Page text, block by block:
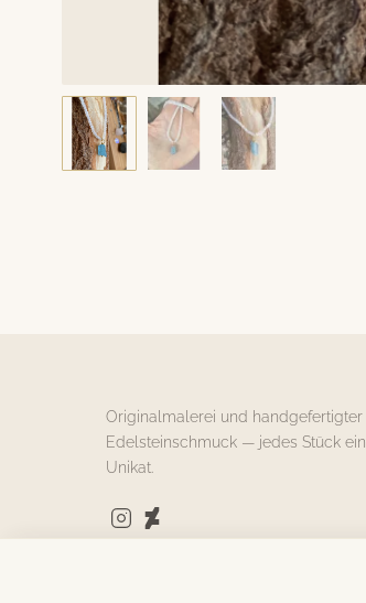
Hat sein Zuhause
gefunden
Originalmalerei und handgefertigter
Edelsteinschmuck — jedes Stück ein
Unikat.